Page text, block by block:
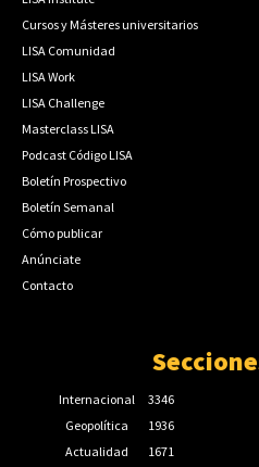
Cursos y Másteres universitarios
LISA Comunidad
LISA Work
LISA Challenge
Masterclass LISA
Podcast Código LISA
Boletín Prospectivo
Boletín Semanal
Cómo publicar
Anúnciate
Contacto
Internacional
3346
Geopolítica
1936
Actualidad
1671